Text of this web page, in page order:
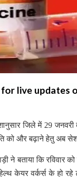
live updates
जिले में 29
को और बढ़ाने हेतु अब
ने बताया कि रविवार
हेल्थ केयर वर्कर्स के